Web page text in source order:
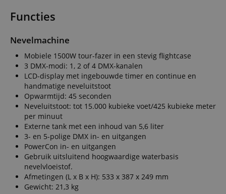
Functies
Nevelmachine
Mobiele 1500W tour-fazer in een stevig flightcase
3 DMX-modi: 1, 2 of 4 DMX-kanalen
LCD-display met ingebouwde timer en continue en
handmatige neveluitstoot
Opwarmtijd: 45 seconden
Neveluitstoot: tot 15.000 kubieke voet/425 kubieke meter
per minuut
Externe tank met een inhoud van 5,6 liter
3- en 5-polige DMX in- en uitgangen
PowerCon in- en uitgangen
Gebruik uitsluitend hoogwaardige waterbasis
nevelvloeistof.
Afmetingen (L x B x H): 533 x 387 x 249 mm
Gewicht: 21,3 kg